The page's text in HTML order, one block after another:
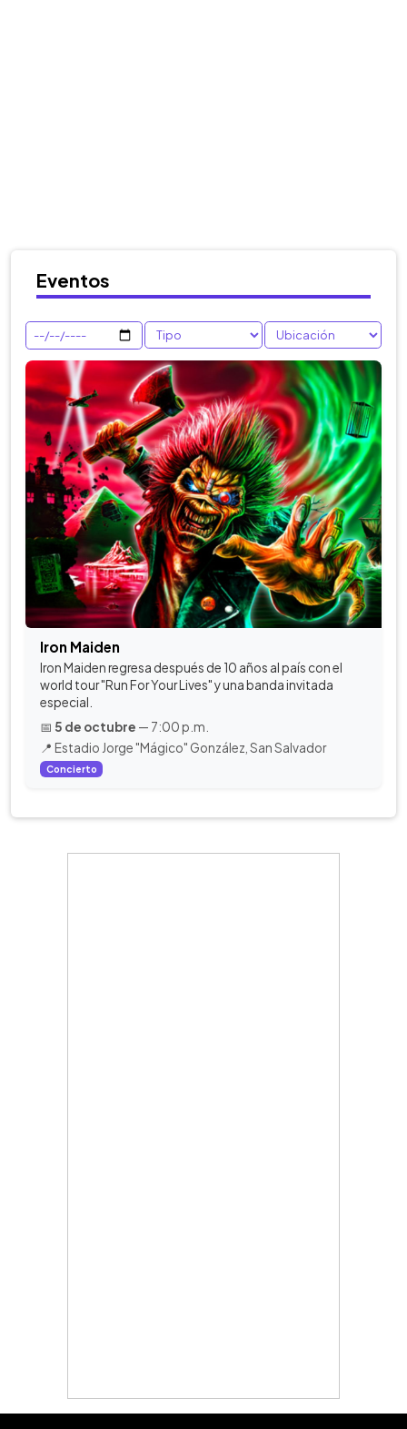
Eventos
Iron Maiden
Iron Maiden regresa después de 10 años al país con el
world tour "Run For Your Lives" y una banda invitada
especial.
📅 5 de octubre — 7:00 p.m.
📍 Estadio Jorge "Mágico" González, San Salvador
Concierto